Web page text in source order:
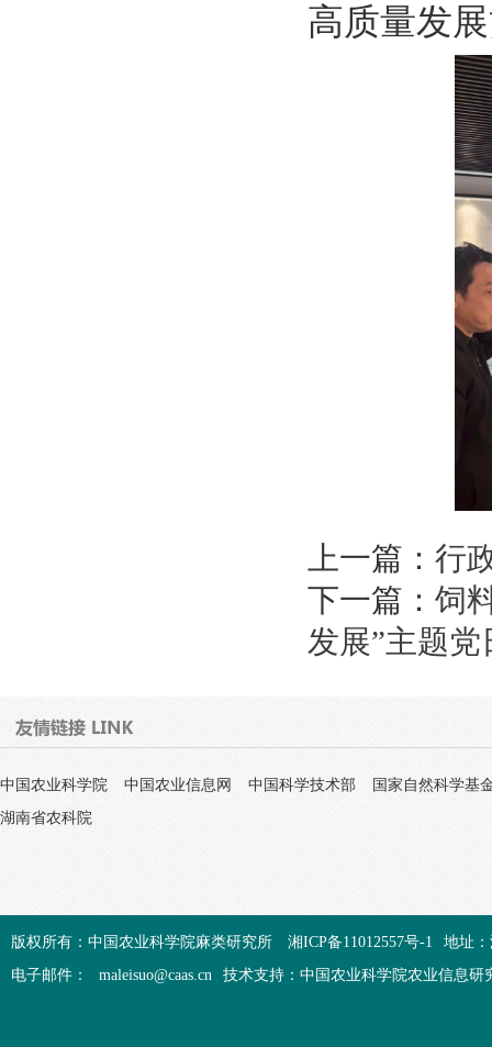
高质量发
上一篇： 行
下一篇： 饲
发展”主题党
中国农业科学院 中国农业信息网 中国科学技术部
国家自然科学基
湖南省农科院
版权所有：中国农业科学院麻类研究所 湘ICP备11012557号-1
地址
电子邮件：
maleisuo@caas.cn 技术支持：中国农业科学院农业信息研